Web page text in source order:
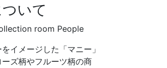
いて
room People
イメージした「マニー」
ズ柄やフルーツ柄の商